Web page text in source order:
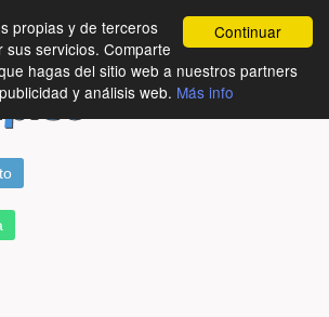
Continuar
propias y de terceros
servicios. Comparte
hagas del sitio web a nuestros partners
y análisis web. Más info